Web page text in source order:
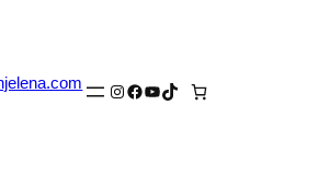
Instagram
Facebook
YouTube
TikTok